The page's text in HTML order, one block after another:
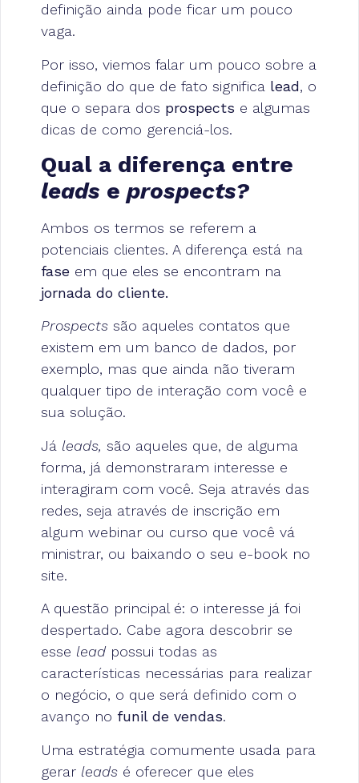
definição ainda pode ficar um pouco
vaga.
Por isso, viemos falar um pouco sobre a
definição do que de fato significa lead, o
que o separa dos prospects e algumas
dicas de como gerenciá-los.
Qual a diferença entre
leads e prospects?
Ambos os termos se referem a
potenciais clientes. A diferença está na
fase em que eles se encontram na
jornada do cliente.
Prospects são aqueles contatos que
existem em um banco de dados, por
exemplo, mas que ainda não tiveram
qualquer tipo de interação com você e
sua solução.
Já leads, são aqueles que, de alguma
forma, já demonstraram interesse e
interagiram com você. Seja através das
redes, seja através de inscrição em
algum webinar ou curso que você vá
ministrar, ou baixando o seu e-book no
site.
A questão principal é: o interesse já foi
despertado. Cabe agora descobrir se
esse lead possui todas as
características necessárias para realizar
o negócio, o que será definido com o
avanço no funil de vendas.
Uma estratégia comumente usada para
gerar leads é oferecer que eles